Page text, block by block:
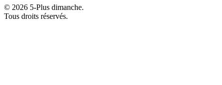
© 2026 5-Plus dimanche.
Tous droits réservés.